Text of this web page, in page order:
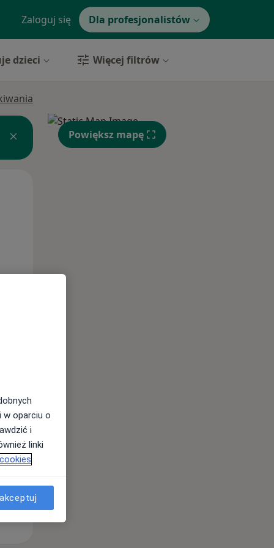
Zaloguj się Dla profesjonalistów
dzieci Więcej filtrów
Powiększ mapę
w oparciu o
i
linki